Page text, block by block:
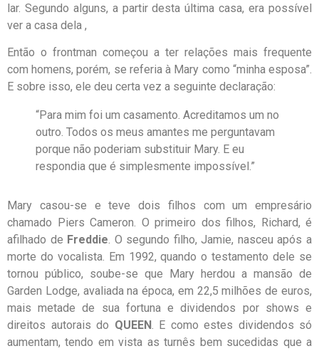
lar. Segundo alguns, a partir desta última casa, era possível
ver a casa dela ,
Então o frontman começou a ter relações mais frequente
com homens, porém, se referia à Mary como “minha esposa”.
E sobre isso, ele deu certa vez a seguinte declaração:
“Para mim foi um casamento. Acreditamos um no
outro. Todos os meus amantes me perguntavam
porque não poderiam substituir Mary. E eu
respondia que é simplesmente impossível.”
Mary casou-se e teve dois filhos com um empresário
chamado Piers Cameron. O primeiro dos filhos, Richard, é
afilhado de Freddie . O segundo filho, Jamie, nasceu após a
morte do vocalista. Em 1992, quando o testamento dele se
tornou público, soube-se que Mary herdou a mansão de
Garden Lodge, avaliada na época, em 22,5 milhões de euros,
mais metade de sua fortuna e dividendos por shows e
direitos autorais do QUEEN. E como estes dividendos só
aumentam, tendo em vista as turnês bem sucedidas que a